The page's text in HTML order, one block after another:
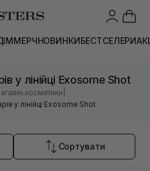
МЕРЧНОВИНКИБЕСТСЕЛЕРИ
у лінійці Exosome Shot
косметики
у лінійці Exosome Shot
Сортувати